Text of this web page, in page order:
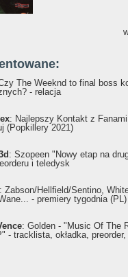
The Weeknd to final boss
- relacja
: Najlepszy Kontakt z
(Popkillery 2021)
: Szopeen "Nowy etap na
i teledysk
: Żabson/Hellfield/Sentino,
- premiery tygodnia (PL)
: Golden - "Music Of The
- tracklista, okładka,